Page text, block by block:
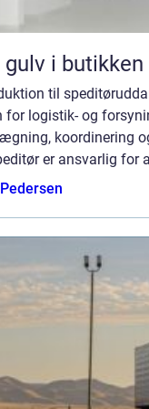
gulv i
til
for logistik- og
koordinering
er ansvarlig for